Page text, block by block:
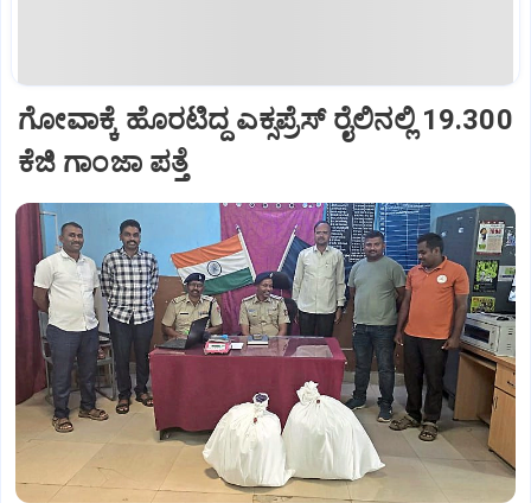
ಗೋವಾಕ್ಕೆ ಹೊರಟಿದ್ದ ಎಕ್ಸಪ್ರೆಸ್‌ ರೈಲಿನಲ್ಲಿ 19.300
ಕೆಜಿ ಗಾಂಜಾ ಪತ್ತೆ